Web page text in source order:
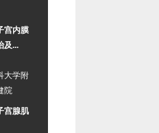
宫内膜
及...
大学附
院
宫腺肌